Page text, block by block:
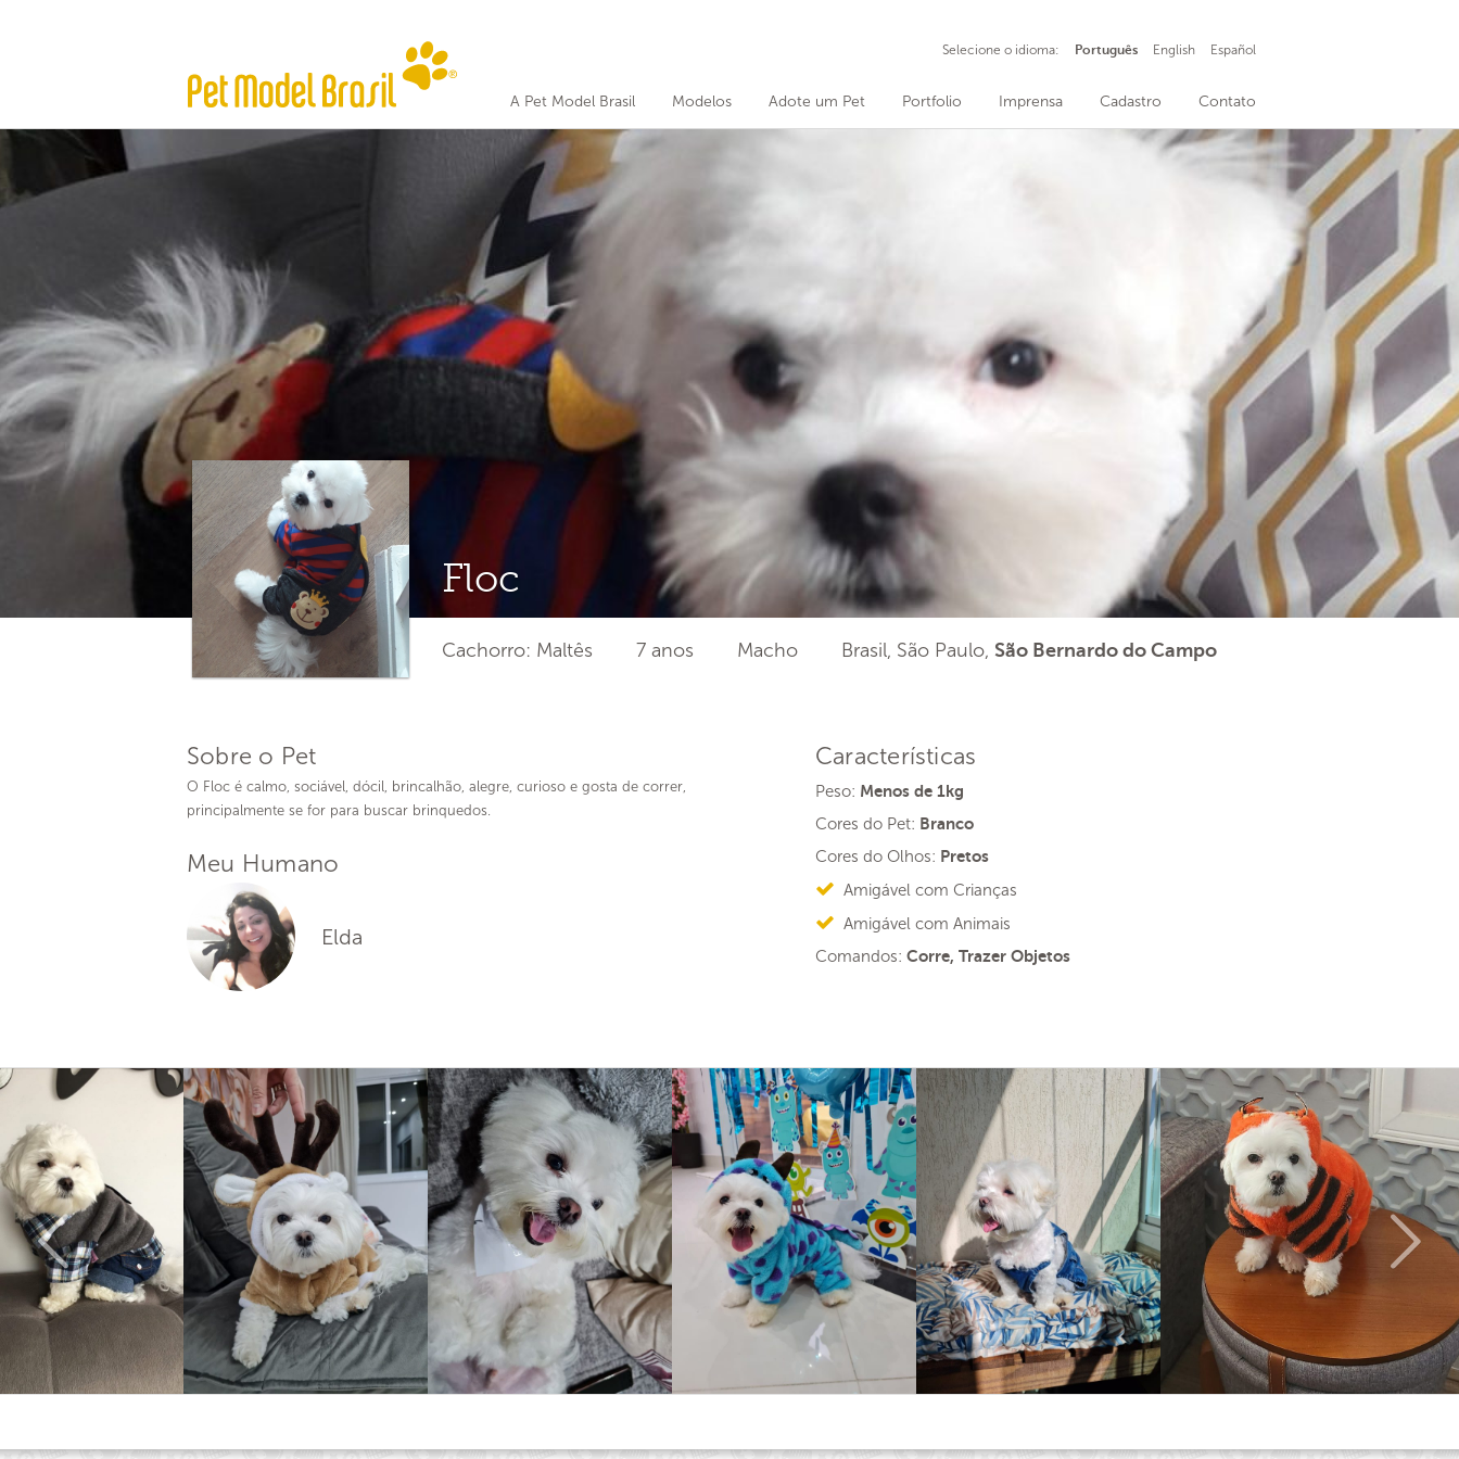
A Pet Model Brasil Modelos Adote um Pet Portfolio Imprensa Cadastro Contato
Selecione o idioma: Português English Español
Floc
Cachorro: Maltês 7 anos Macho Brasil, São Paulo, São Bernardo do Campo
Sobre o Pet
O Floc é calmo, sociável, dócil, brincalhão, alegre, curioso e gosta de correr,
principalmente se for para buscar brinquedos.
Meu Humano
Elda
Características
Peso: Menos de 1kg
Cores do Pet: Branco
Cores do Olhos: Pretos
Amigável com Crianças
Amigável com Animais
Comandos: Corre, Trazer Objetos